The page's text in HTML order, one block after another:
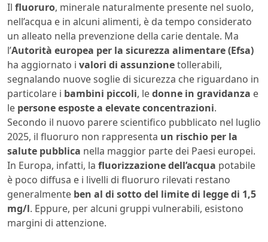
Il fluoruro, minerale naturalmente presente nel suolo,
nell’acqua e in alcuni alimenti, è da tempo considerato
un alleato nella prevenzione della carie dentale. Ma
l’Autorità europea per la sicurezza alimentare (Efsa)
ha aggiornato i valori di assunzionetollerabili,
segnalando nuove soglie di sicurezza che riguardano in
particolare i bambini piccoli, ledonne in gravidanza e
le persone esposte a elevate concentrazioni.
Secondo il nuovo parere scientifico pubblicato nel luglio
2025, il fluoruro non rappresenta un rischio per la
salute pubblica nella maggior parte dei Paesi europei.
In Europa, infatti, la fluorizzazione dell’acqua potabile
è poco diffusa e i livelli di fluoruro rilevati restano
generalmente ben al di sotto del limite di legge di 1,5
mg/l. Eppure, per alcuni gruppi vulnerabili, esistono
margini di attenzione.